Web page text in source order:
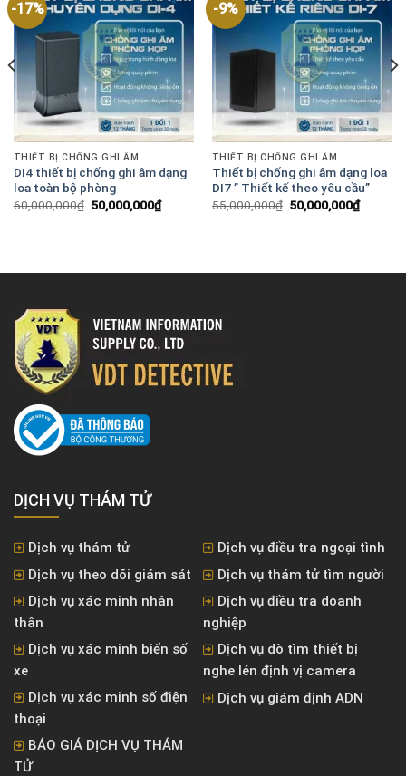
-17%
THIẾT BỊ CHỐNG GHI ÂM
DI4 thiết bị chống ghi âm dạng
loa toàn bộ phòng
60,000,000₫ Giá
gốc
50,000,000₫Giá
hiện
-9%
THIẾT BỊ CHỐNG GHI ÂM
Thiết bị chống ghi âm dạng loa
DI7 ” Thiết kế theo yêu cầu”
55,000,000₫ Giá
gốc
50,000,000₫Giá
hiện
DỊCH VỤ THÁM TỬ
Dịch vụ thám tử
Dịch vụ điều tra ngoại tình
Dịch vụ theo dõi giám sát
Dịch vụ thám tử tìm người
Dịch vụ xác minh nhân
thân
Dịch vụ điều tra doanh
nghiệp
Dịch vụ xác minh biển số
xe
Dịch vụ dò tìm thiết bị
nghe lén định vị camera
Dịch vụ xác minh số điện
thoại
Dịch vụ giám định ADN
BÁO GIÁ DỊCH VỤ THÁM
TỬ